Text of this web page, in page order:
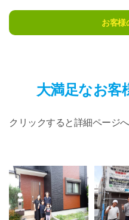
お客様
大満足なお客
クリックすると詳細ページ